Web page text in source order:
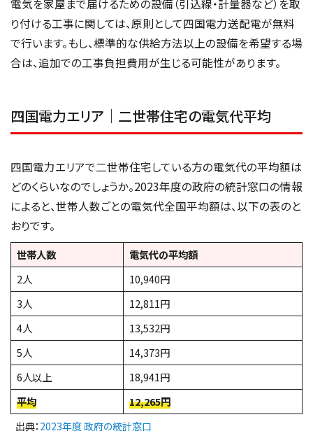
電気を家屋まで届けるための設備（引込線・計量器など）を取
り付ける工事に関しては、原則として四国電力送配電が無料
で行います。もし、標準的な供給方法以上の設備を希望する場
合は、追加での工事負担費用が生じる可能性があります。
四国電力エリア｜二世帯住宅の電気代平均
四国電力エリアで二世帯住宅している方の電気代の平均額は
どのくらいなのでしょうか。2023年度の政府の統計窓口の情報
によると、世帯人数ごとの電気代全国平均額は、以下の表のと
おりです。
世帯人数
電気代の平均額
2人
10,940円
3人
12,811円
4人
13,532円
5人
14,373円
6人以上
18,941円
平均
12,265円
出典： 2023年度 政府の統計窓口